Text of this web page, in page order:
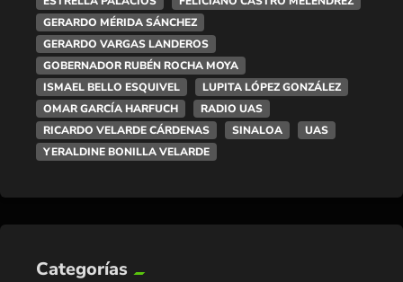
GERARDO MÉRIDA SÁNCHEZ
GERARDO VARGAS LANDEROS
GOBERNADOR RUBÉN ROCHA MOYA
ISMAEL BELLO ESQUIVEL
LUPITA LÓPEZ GONZÁLEZ
OMAR GARCÍA HARFUCH
RADIO UAS
RICARDO VELARDE CÁRDENAS
SINALOA
UAS
YERALDINE BONILLA VELARDE
Categorías